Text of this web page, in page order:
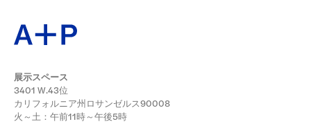
展示スペース
3401 W.43位
カリフォルニア州ロサンゼルス90008
火～土：午前11時～午後5時